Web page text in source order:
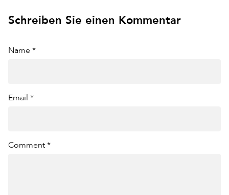
Schreiben Sie einen Kommentar
Name *
Email *
Comment *